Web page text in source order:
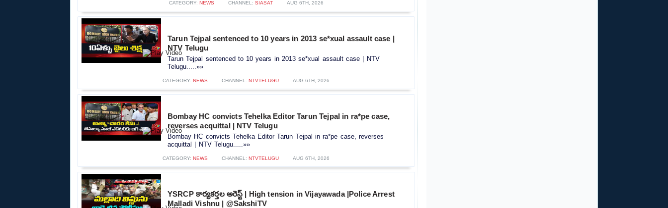
CATEGORY: NEWS CHANNEL: SIASAT AUG 6TH, 2026
Tarun Tejpal sentenced to 10 years in 2013 se*xual assault case |
NTV Telugu
Tarun Tejpal sentenced to 10 years in 2013 se*xual assault case | NTV
Telugu.....»»
CATEGORY: NEWS CHANNEL: NTVTELUGU AUG 6TH, 2026
Bombay HC convicts Tehelka Editor Tarun Tejpal in ra*pe case,
reverses acquittal | NTV Telugu
Bombay HC convicts Tehelka Editor Tarun Tejpal in ra*pe case, reverses
acquittal | NTV Telugu.....»»
CATEGORY: NEWS CHANNEL: NTVTELUGU AUG 6TH, 2026
YSRCP కార్యకర్తల అరెస్ట్ | High tension in Vijayawada |Police Arrest
Malladi Vishnu | @SakshiTV